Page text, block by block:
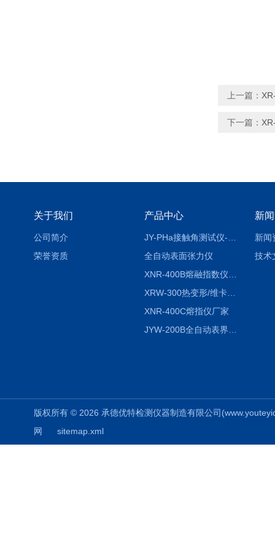
上一篇：
下一篇：
关于我们
公司简介
荣誉资质
产品中心
全自动表面张力仪
XRW-300热变形/维卡软化点温度测定仪
XNR-400C熔指仪厂家
新
新闻
技术
版权所有 © 2026 承德优特检测仪器制造有限公司
网
sitemap.xml